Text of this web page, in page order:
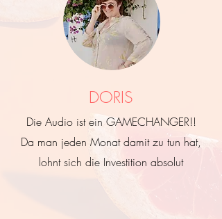
DORIS
Die Audio ist ein GAMECHANGER!!
Da man jeden Monat damit zu tun hat,
lohnt sich die Investition absolut